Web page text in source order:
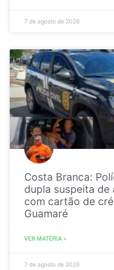
7 de agosto de 2026
Costa Branca:
dupla suspeita de
com cartão de
Guamaré
VER MATÉRIA »
7 de agosto de 2026